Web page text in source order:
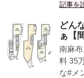
記事を
どん
ぁ【
南麻
料 35
な#メ